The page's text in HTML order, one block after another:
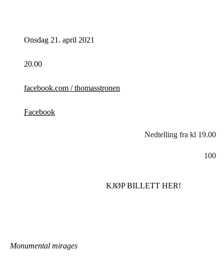
Onsdag 21. april 2021
20.00
facebook.com / thomasstronen
Facebook
Nedtelling fra kl 19.00
100
KJØP BILLETT HER!
Monumental mirages